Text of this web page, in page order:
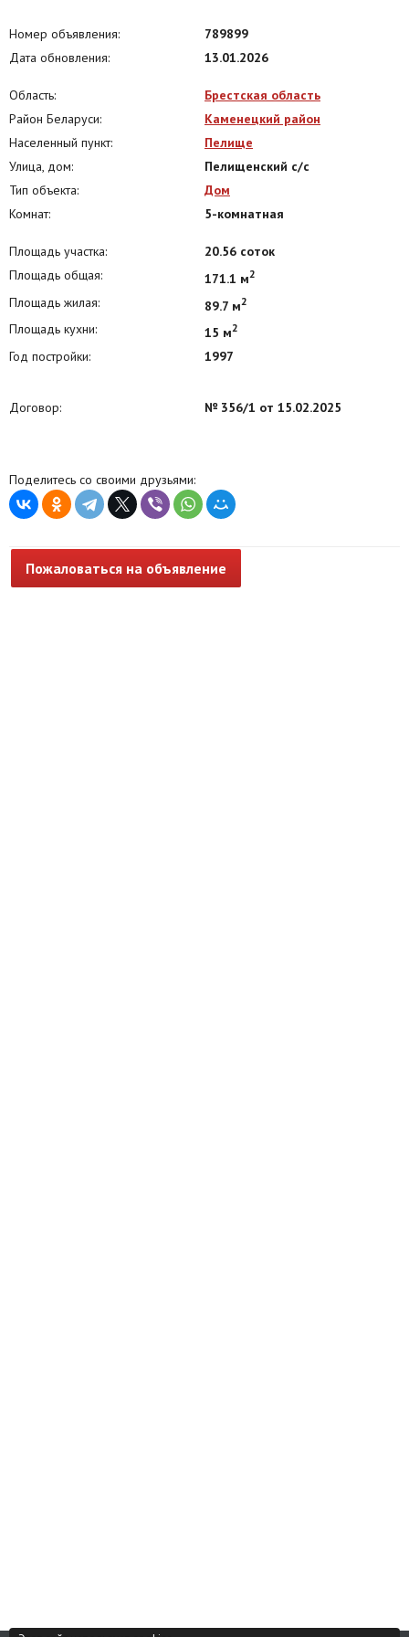
ПОДБОРКИ специалистов!
Вы также можете подписаться на БЕСПЛАТНУЮ РАССЫЛКУ всех
сегодня уже более 3000 наших клиентов ВЫБРАЛИ этот формат
ежедневного получения информации. Перейдите в один из
разделов каталога на сайте a-brest.by и ПОДПИШИТЕСЬ! ЗАО
«АЛЬТЕРНАТИВА Брест». УНП 291427570 Лицензия № 02240/303 от
02.02.2016г. Договор номер 356/1 от 15.02.2025
Номер объявления:
789899
Дата обновления:
13.01.2026
Область:
Брестская область
Район Беларуси:
Каменецкий район
Населенный пункт:
Пелище
Улица, дом:
Пелищенский с/с
Тип объекта:
Дом
Комнат:
5-комнатная
Площадь участка:
20.56 соток
Площадь общая:
171.1 м2
Площадь жилая: 89.7 м2
Площадь кухни: 15 м2
Год постройки: 1997
Договор: № 356/1 от 15.02.2025
Поделитесь со своими друзьями:
Пожаловаться на объявление